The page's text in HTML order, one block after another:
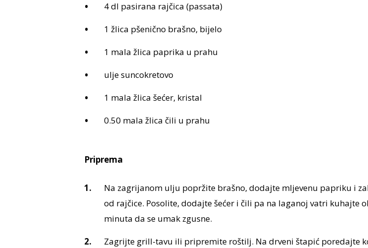
4 dl pasirana rajčica (passata)
1 žlica pšenično brašno, bijelo
1 mala žlica paprika u prahu
ulje suncokretovo
1 mala žlica šećer, kristal
0.50 mala žlica čili u prahu
Priprema
Na zagrijanom ulju popržite brašno, dodajte mljevenu papriku i
od rajčice. Posolite, dodajte šećer i čili pa na laganoj vatri kuhajte
minuta da se umak zgusne.
Zagrijte grill-tavu ili pripremite roštilj. Na drveni štapić poredajte